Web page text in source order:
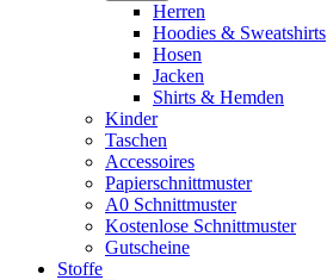
Herren
Hoodies & Sweatshirts
Hosen
Jacken
Shirts & Hemden
Kinder
Taschen
Accessoires
Papierschnittmuster
A0 Schnittmuster
Kostenlose Schnittmuster
Gutscheine
Stoffe